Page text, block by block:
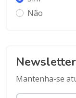
Não
Newsletter
Mantenha-se